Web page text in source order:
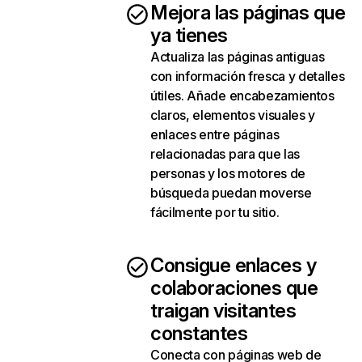
Mejora las páginas que
ya tienes
Actualiza las páginas antiguas
con información fresca y detalles
útiles. Añade encabezamientos
claros, elementos visuales y
enlaces entre páginas
relacionadas para que las
personas y los motores de
búsqueda puedan moverse
fácilmente por tu sitio.
Consigue enlaces y
colaboraciones que
traigan visitantes
constantes
Conecta con páginas web de